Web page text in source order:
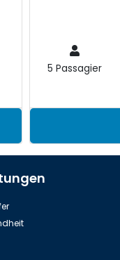
5 Passagier